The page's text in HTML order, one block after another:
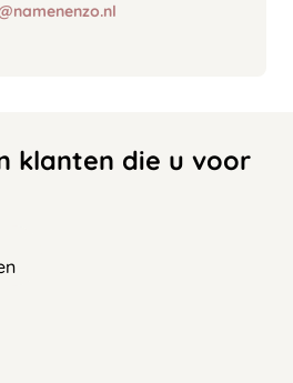
klanten die u voor